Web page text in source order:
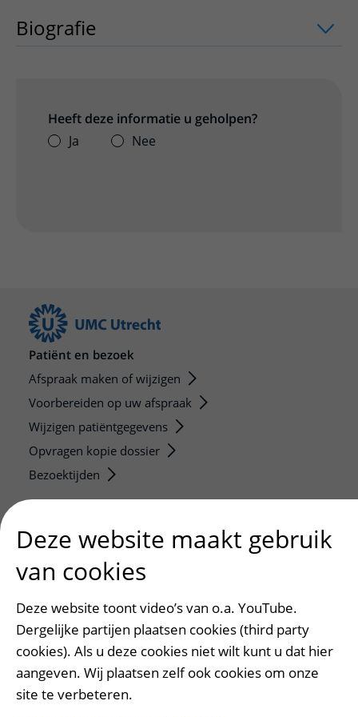
Biografie
Heeft deze informatie u geholpen?
Ja
Nee
Patiënt en bezoek
Afspraak maken of wijzigen
Voorbereiden op uw afspraak
Wijzigen patiëntgegevens
Opvragen kopie dossier
Bezoektijden
Onze opleidingen
De Nieuwe Utrechtse School
Research
Strategic programs
Research groups
Researchers
Deze website maakt gebruik
van cookies
Deze website toont video’s van o.a. YouTube.
Dergelijke partijen plaatsen cookies (third party
cookies). Als u deze cookies niet wilt kunt u dat hier
aangeven. Wij plaatsen zelf ook cookies om onze
site te verbeteren.